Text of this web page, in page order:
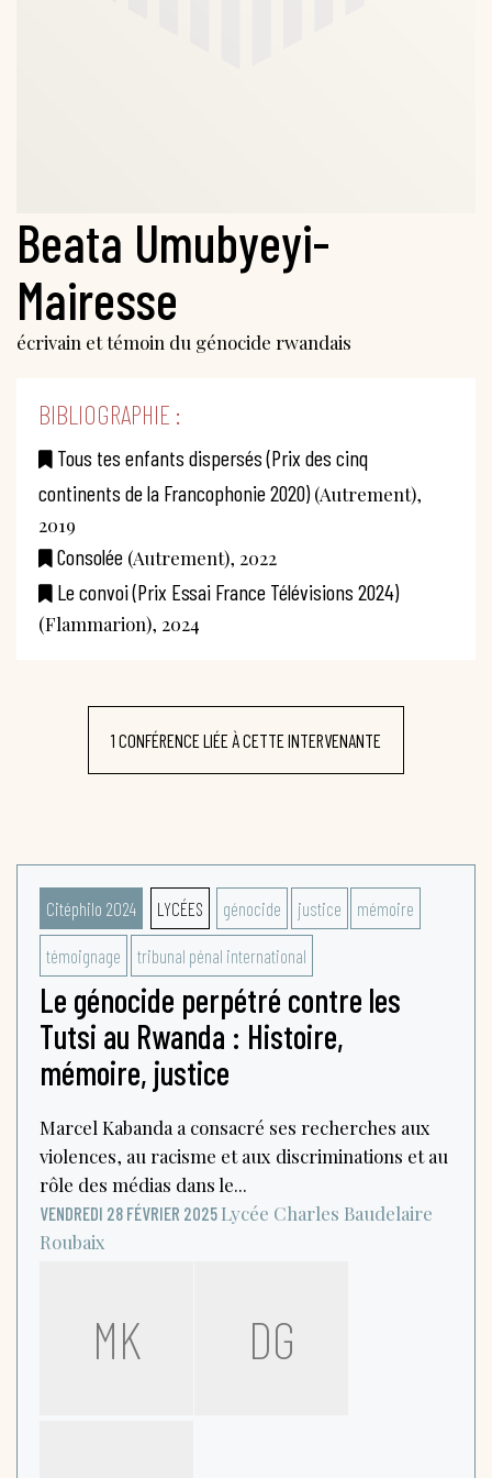
Beata Umubyeyi-
Mairesse
écrivain et témoin du génocide rwandais
BIBLIOGRAPHIE :
Tous tes enfants dispersés (Prix des cinq
continents de la Francophonie 2020)(Autrement),
2019
Consolée (Autrement), 2022
Le convoi (Prix Essai France Télévisions 2024)
(Flammarion), 2024
1 CONFÉRENCE LIÉE À CETTE INTERVENANTE
Citéphilo 2024 LYCÉES génocide justice mémoire
témoignage tribunal pénal international
Le génocide perpétré contre les
Tutsi au Rwanda : Histoire,
mémoire, justice
Marcel Kabanda a consacré ses recherches aux
violences, au racisme et aux discriminations et au
rôle des médias dans le...
VENDREDI 28 FÉVRIER 2025 Lycée Charles Baudelaire
Roubaix
MK DG